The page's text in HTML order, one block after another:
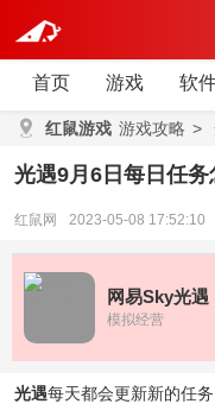
首页 游戏 软
红鼠游戏 游戏攻略 >
光遇9月6日每日任务
红鼠网 2023-05-08 17:52:10
网易Sky光遇
模拟经营
光遇每天都会更新新的任